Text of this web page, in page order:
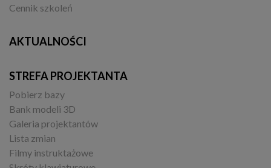
Cennik szkoleń
AKTUALNOŚCI
STREFA PROJEKTANTA
Pobierz bazy
Bank modeli 3D
Galeria projektantów
Lista zmian
Filmy instruktażowe